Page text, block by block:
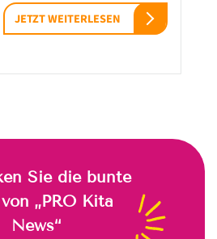
JETZT WEITERLESEN
Sie die bunte
„PRO Kita
News“